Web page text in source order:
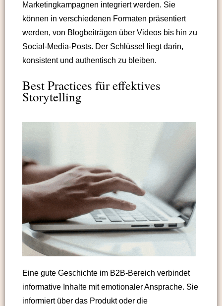
Marketingkampagnen integriert werden. Sie
können in verschiedenen Formaten präsentiert
werden, von Blogbeiträgen über Videos bis hin zu
Social-Media-Posts. Der Schlüssel liegt darin,
konsistent und authentisch zu bleiben.
Best Practices für effektives
Storytelling
Eine gute Geschichte im B2B-Bereich verbindet
informative Inhalte mit emotionaler Ansprache. Sie
informiert über das Produkt oder die